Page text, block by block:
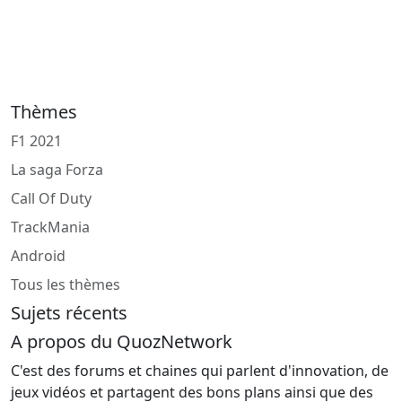
Thèmes
F1 2021
La saga Forza
Call Of Duty
TrackMania
Android
Tous les thèmes
Sujets récents
A propos du QuozNetwork
C'est des forums et chaines qui parlent d'innovation, de
jeux vidéos et partagent des bons plans ainsi que des